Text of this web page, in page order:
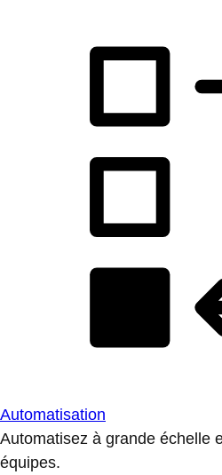
Automatisation
Automatisez à grande échelle
équipes.